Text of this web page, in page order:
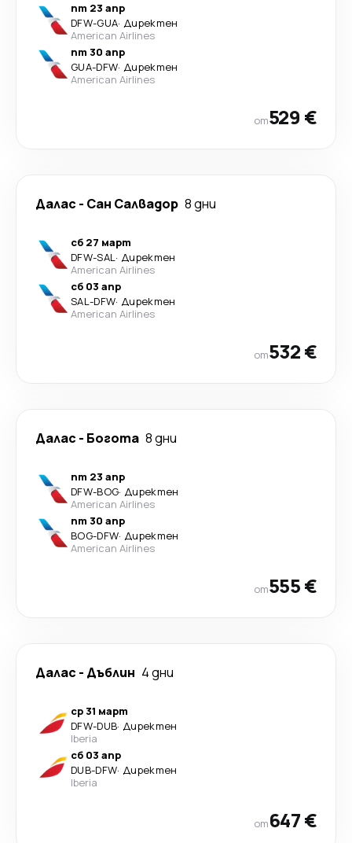
пт 23 апр
DFW-GUA· Директен
American Airlines
пт 30 апр
GUA-DFW· Директен
American Airlines
от529 €
Далас - Сан Салвадор 8 дни
сб 27 март
DFW-SAL· Директен
American Airlines
сб 03 апр
SAL-DFW· Директен
American Airlines
от532 €
Далас - Богота 8 дни
пт 23 апр
DFW-BOG· Директен
American Airlines
пт 30 апр
BOG-DFW· Директен
American Airlines
от555 €
Далас - Дъблин 4 дни
ср 31 март
DFW-DUB· Директен
Iberia
сб 03 апр
DUB-DFW· Директен
Iberia
от647 €